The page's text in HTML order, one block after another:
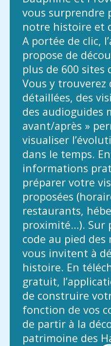
vous surprendre
notre histoire et
A portée de clic,
propose de
plus de 600 sites
Vous y trouverez
détaillées, des
des audioguides
avant/après »
visualiser
dans le temps.
informations
préparer votre
proposées
restaurants,
proximité…). Sur
code au pied
vous invitent à
histoire. En
gratuit,
de construire
fonction de vos
de partir à la
patrimoine des